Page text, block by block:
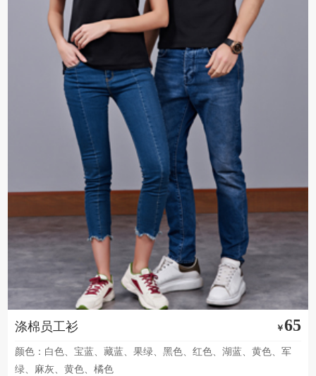
涤棉员工衫 ￥65
颜色：白色、宝蓝、藏蓝、果绿、黑色、红色、湖蓝、黄色、军
绿、麻灰、黄色、橘色